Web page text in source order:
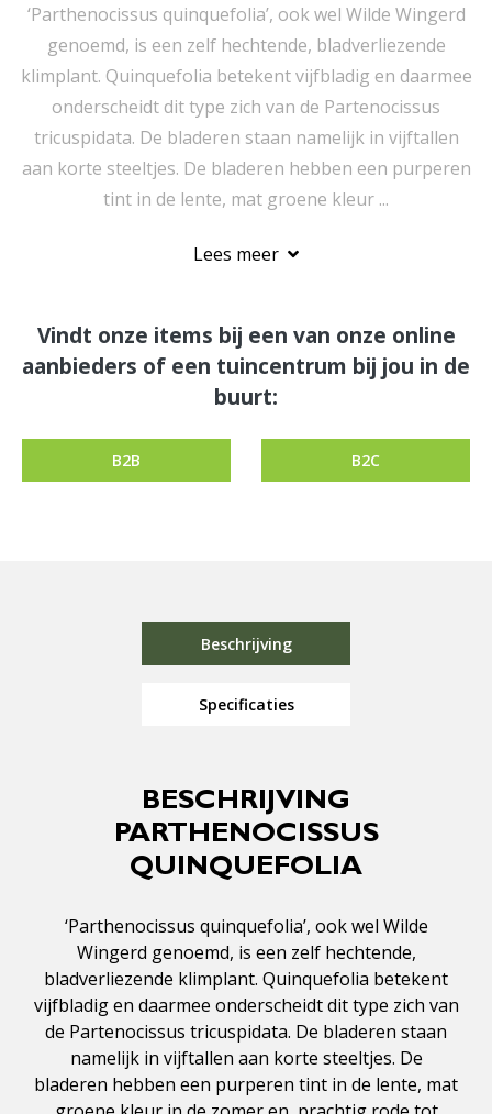
‘Parthenocissus quinquefolia’, ook wel Wilde Wingerd
genoemd, is een zelf hechtende, bladverliezende
klimplant. Quinquefolia betekent vijfbladig en daarmee
onderscheidt dit type zich van de Partenocissus
tricuspidata. De bladeren staan namelijk in vijftallen
aan korte steeltjes. De bladeren hebben een purperen
tint in de lente, mat groene kleur ...
Lees meer
Vindt onze items bij een van onze online
aanbieders of een tuincentrum bij jou in de
buurt:
B2B B2C
Beschrijving
Specificaties
BESCHRIJVING
PARTHENOCISSUS
QUINQUEFOLIA
‘Parthenocissus quinquefolia’, ook wel Wilde
Wingerd genoemd, is een zelf hechtende,
bladverliezende klimplant. Quinquefolia betekent
vijfbladig en daarmee onderscheidt dit type zich van
de Partenocissus tricuspidata. De bladeren staan
namelijk in vijftallen aan korte steeltjes. De
bladeren hebben een purperen tint in de lente, mat